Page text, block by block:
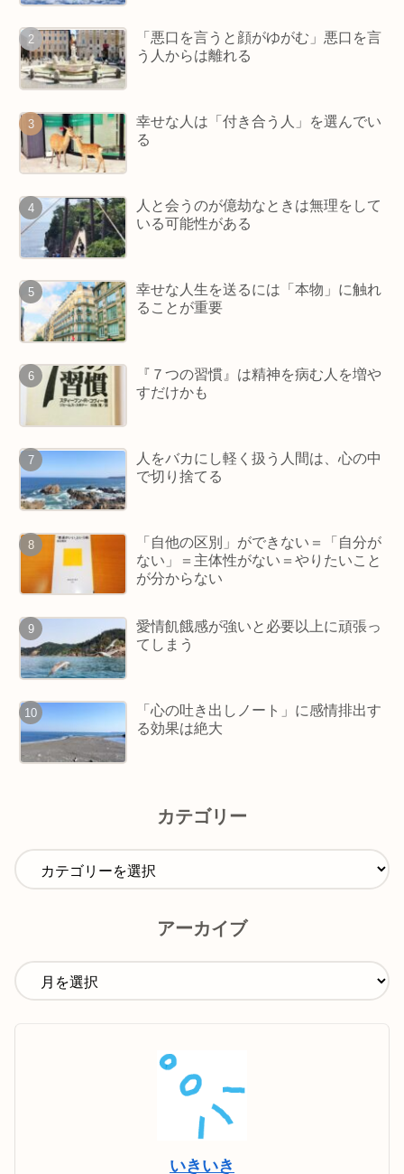
「悪口を言うと顔がゆがむ」悪口を言
う人からは離れる
幸せな人は「付き合う人」を選んでい
る
人と会うのが億劫なときは無理をして
いる可能性がある
幸せな人生を送るには「本物」に触れ
ることが重要
『７つの習慣』は精神を病む人を増や
すだけかも
人をバカにし軽く扱う人間は、心の中
で切り捨てる
「自他の区別」ができない＝「自分が
ない」＝主体性がない＝やりたいこと
が分からない
愛情飢餓感が強いと必要以上に頑張っ
てしまう
「心の吐き出しノート」に感情排出す
る効果は絶大
カテゴリー
アーカイブ
いきいき